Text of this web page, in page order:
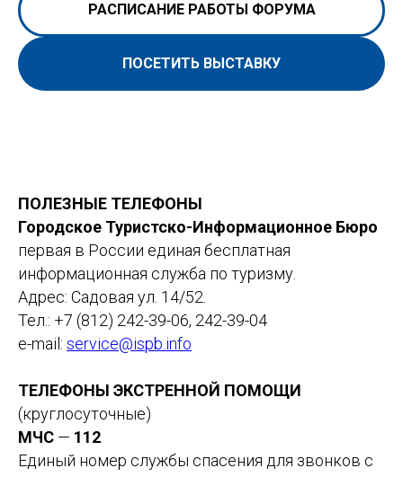
РАСПИСАНИЕ РАБОТЫ ФОРУМА
ПОСЕТИТЬ ВЫСТАВКУ
ПОЛЕЗНЫЕ ТЕЛЕФОНЫ
Городское Туристско-Информационное Бюро
первая в России единая бесплатная
информационная служба по туризму.
Адрес: Садовая ул. 14/52.
Тел.: +7 (812) 242-39-06, 242-39-04
e-mail: service@ispb.info
ТЕЛЕФОНЫ ЭКСТРЕННОЙ ПОМОЩИ
(круглосуточные)
МЧС — 112
Единый номер службы спасения для звонков с